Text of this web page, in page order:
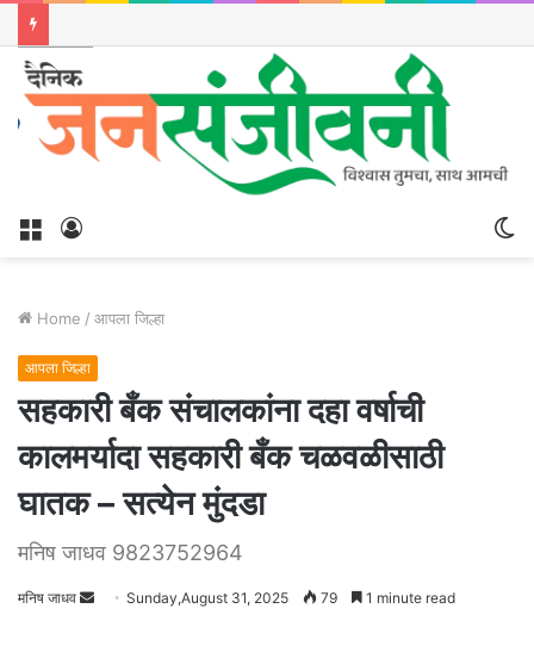
Menu
Home / आपला जिल्हा
आपला जिल्हा
सहकारी बँक संचालकांना दहा वर्षाची
कालमर्यादा सहकारी बँक चळवळीसाठी
घातक – सत्येन मुंदडा
मनिष जाधव 9823752964
मनिष जाधव
SendSunday,August 31, 2025 79 1 minute read